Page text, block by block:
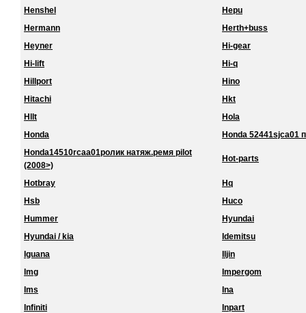
Henshel
Hepu
Hermann
Herth+buss
Heyner
Hi-gear
Hi-lift
Hi-q
Hillport
Hino
Hitachi
Hkt
Hllt
Hola
Honda
Honda 52441sjca01
Honda14510rcaa01ролик натяж.ремя pilot
(2008>)
Hot-parts
Hotbray
Hq
Hsb
Huco
Hummer
Hyundai
Hyundai / kia
Idemitsu
Iguana
Iljin
Img
Impergom
Ims
Ina
Infiniti
Inpart